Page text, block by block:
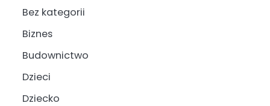
Bez kategorii
Biznes
Budownictwo
Dzieci
Dziecko